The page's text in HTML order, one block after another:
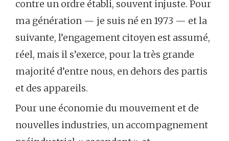
contre un ordre établi, souvent injuste. Pour
ma génération — je suis né en 1973 — et la
suivante, l’engagement citoyen est assumé,
réel, mais il s’exerce, pour la très grande
majorité d’entre nous, en dehors des partis
et des appareils.
Pour une économie du mouvement et de
nouvelles industries, un accompagnement